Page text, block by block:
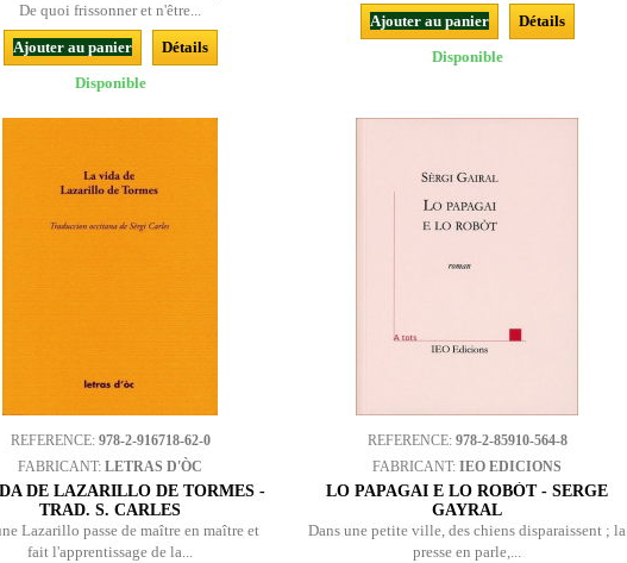
De quoi frissonner et n'être...
Ajouter au panier
Détails
Disponible
Ajouter au panier
Détails
Disponible
REFERENCE: 978-2-916718-62-0
FABRICANT:LETRAS D'ÒC
DE LAZARILLO DE TORMES -
TRAD. S. CARLES
Lazarillo passe de maître en maître et
fait l'apprentissage de la...
REFERENCE: 978-2-85910-564-8
FABRICANT:IEO EDICIONS
LO PAPAGAI E LO ROBÒT - SERGE
GAYRAL
Dans une petite ville, des chiens disparaissent ; la
presse en parle,...